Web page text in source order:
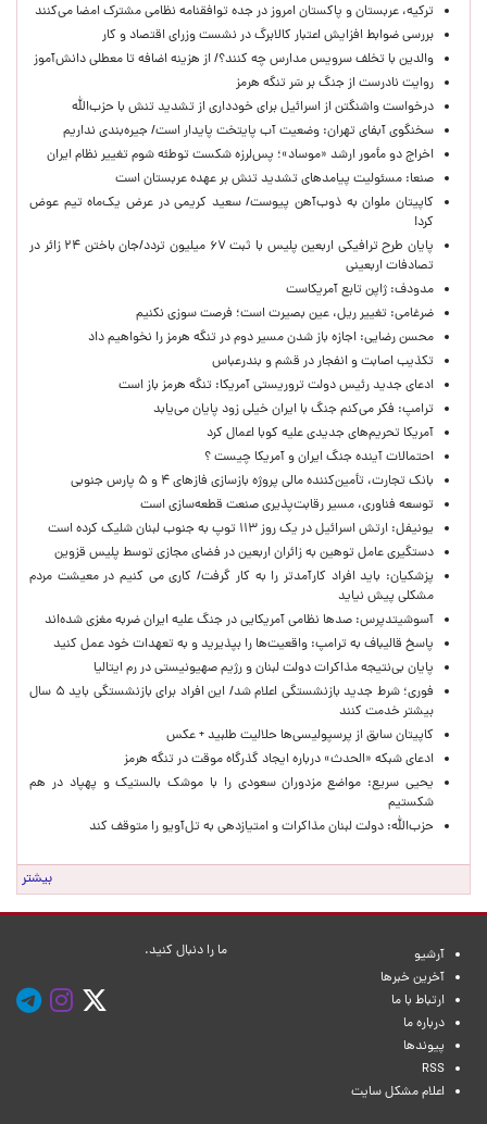
ترکیه، عربستان و پاکستان امروز در جده توافقنامه نظامی مشترک امضا می‌کنند
بررسی ضوابط افزایش اعتبار کالابرگ در نشست وزرای اقتصاد و کار
والدین با تخلف سرویس مدارس چه کنند؟/ از هزینه اضافه تا معطلی دانش‌آموز
روایت نادرست از جنگ بر سَر تنگه هرمز
درخواست واشنگتن از اسرائیل برای خودداری از تشدید تنش با حزب‌الله
سخنگوی آبفای تهران: وضعیت آب پایتخت پایدار است/ جیره‌بندی نداریم
اخراج دو مأمور ارشد «موساد»؛ پس‌لرزه شکست توطئه شوم تغییر نظام ایران
صنعا: مسئولیت پیامدهای تشدید تنش بر عهده عربستان است
کاپیتان ملوان به ذوب‌آهن پیوست/ سعید کریمی در عرض یک‌ماه تیم عوض
کرد!
پایان طرح ترافیکی اربعین پلیس با ثبت ۶۷ میلیون تردد/جان باختن ۲۴ زائر در
تصادفات اربعینی
مدودف: ژاپن تابع آمریکاست
ضرغامی: تغییر ریل، عین بصیرت است؛ فرصت سوزی نکنیم
محسن رضایی: اجازه باز شدن مسیر دوم در تنگه هرمز را نخواهیم داد
تکذیب اصابت و انفجار در قشم و بندرعباس
ادعای جدید رئیس دولت تروریستی آمریکا: تنگه هرمز باز است
ترامپ: فکر می‌کنم جنگ با ایران خیلی زود پایان می‌یابد
آمریکا تحریم‌های جدیدی علیه کوبا اعمال کرد
احتمالات آینده جنگ ایران و آمریکا چیست ؟
بانک تجارت، تأمین‌کننده مالی پروژه بازسازی فازهای ۴ و ۵ پارس جنوبی
توسعه فناوری، مسیر رقابت‌پذیری صنعت قطعه‌سازی است
یونیفل: ارتش اسرائیل در یک روز ۱۱۳ توپ به جنوب لبنان شلیک کرده است
دستگیری عامل توهین به زائران اربعین در فضای مجازی توسط پلیس قزوین
پزشکیان: باید افراد کارآمدتر را به کار گرفت/ کاری می کنیم در معیشت مردم
مشکلی پیش نیاید
آسوشیتدپرس: صدها نظامی آمریکایی در جنگ علیه ایران ضربه مغزی شده‌اند
پاسخ قالیباف به ترامپ: واقعیت‌ها را بپذیرید و به تعهدات خود عمل کنید
پایان بی‌نتیجه مذاکرات دولت لبنان و رژیم صهیونیستی در رم ایتالیا
فوری؛ شرط جدید بازنشستگی اعلام شد/ این افراد برای بازنشستگی باید ۵ سال
بیشتر خدمت کنند
کاپیتان سابق از پرسپولیسی‌ها حلالیت طلبید + عکس
ادعای شبکه «الحدث» درباره ایجاد گذرگاه موقت در تنگه هرمز
یحیی سریع: مواضع مزدوران سعودی را با موشک بالستیک و پهپاد در هم
شکستیم
حزب‌الله: دولت لبنان مذاکرات و امتیازدهی به تل‌آویو را متوقف کند
بیشتر
آرشیو
آخرین خبرها
ارتباط با ما
درباره ما
پیوندها
RSS
اعلام مشکل سایت
ما را دنبال کنید.